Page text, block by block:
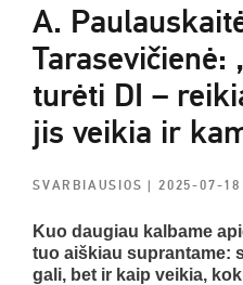
A.
Tarasevičienė:
turėti DI –
jis veikia ir
SVARBIAUSIOS| 2025-07-18
Kuo daugiau kalbame
tuo aiškiau suprantame:
gali, bet ir kaip veikia,